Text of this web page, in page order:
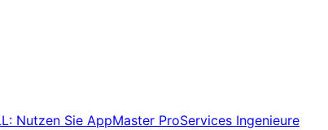
Nutzen Sie AppMaster ProServices Ingenieure